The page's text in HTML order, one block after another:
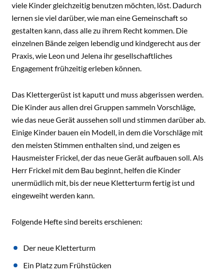
viele Kinder gleichzeitig benutzen möchten, löst. Dadurch
lernen sie viel darüber, wie man eine Gemeinschaft so
gestalten kann, dass alle zu ihrem Recht kommen. Die
einzelnen Bände zeigen lebendig und kindgerecht aus der
Praxis, wie Leon und Jelena ihr gesellschaftliches
Engagement frühzeitig erleben können.
Das Klettergerüst ist kaputt und muss abgerissen werden.
Die Kinder aus allen drei Gruppen sammeln Vorschläge,
wie das neue Gerät aussehen soll und stimmen darüber ab.
Einige Kinder bauen ein Modell, in dem die Vorschläge mit
den meisten Stimmen enthalten sind, und zeigen es
Hausmeister Frickel, der das neue Gerät aufbauen soll. Als
Herr Frickel mit dem Bau beginnt, helfen die Kinder
unermüdlich mit, bis der neue Kletterturm fertig ist und
eingeweiht werden kann.
Folgende Hefte sind bereits erschienen:
Der neue Kletterturm
Ein Platz zum Frühstücken